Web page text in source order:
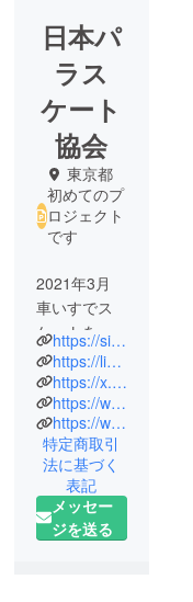
日本パ
ラス
ケート
協会
東京都
初めてのプ
ロジェクト
です
2021年3月
車いすでス
ケートをす
る活動
（チェアス
ケート）を
始める
2021年6月
分身ロボッ
トカフェの
OriHimeパイ
https://sites.google.com/view/paraskatejapan/%E3%83%9B%E3%83%BC%E3%83%A0
https://line.me/ti/g2/RpEcKiGwFBvTFs3C_xasWx5dO970d_WyAWbz3Q?utm_source=invitation&utm_medium=link_copy&utm_campaign=default
https://x.com/paraskate01
https://www.facebook.com/profile.php?id=61588927404033
https://www.instagram.com/paraskate01/
特定商取引
法に基づく
表記
メッセー
ジを送る